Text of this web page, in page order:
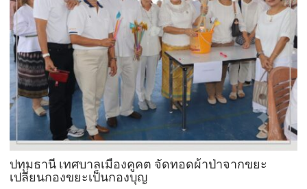
ปทุมธานี เทศบาลเมืองคูคต จัดทอดผ้าป่าจากขยะ
เปลี่ยนกองขยะเป็นกองบุญ